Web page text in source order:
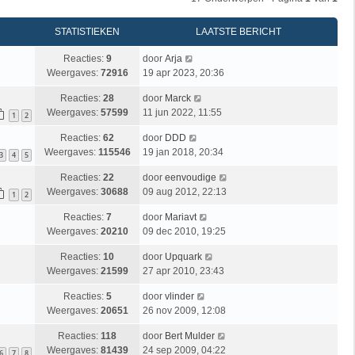
STATISTIEKEN LAATSTE BERICHT
Reacties: 9
Weergaves: 72916
door Arja
19 apr 2023, 20:36
1 2
Reacties: 28
Weergaves: 57599
door Marck
11 jun 2022, 11:55
3 4 5
Reacties: 62
Weergaves: 115546
door DDD
19 jan 2018, 20:34
1 2
Reacties: 22
Weergaves: 30688
door eenvoudige
09 aug 2012, 22:13
Reacties: 7
Weergaves: 20210
door Mariavt
09 dec 2010, 19:25
Reacties: 10
Weergaves: 21599
door Upquark
27 apr 2010, 23:43
Reacties: 5
Weergaves: 20651
door vlinder
26 nov 2009, 12:08
6 7 8
Reacties: 118
Weergaves: 81439
door Bert Mulder
24 sep 2009, 04:22